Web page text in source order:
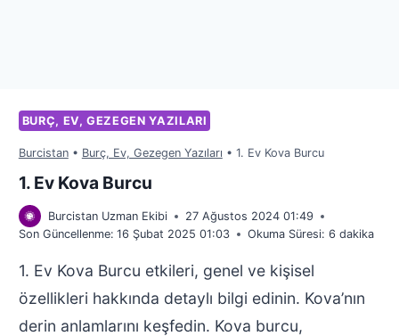
BURÇ, EV, GEZEGEN YAZILARI
Burcistan• Burç, Ev, Gezegen Yazıları • 1. Ev Kova Burcu
1. Ev Kova Burcu
Burcistan Uzman Ekibi
27 Ağustos 2024 01:49
Son Güncellenme: 16 Şubat 2025 01:03 Okuma Süresi: 6 dakika
1. Ev Kova Burcu etkileri, genel ve kişisel
özellikleri hakkında detaylı bilgi edinin. Kova’nın
derin anlamlarını keşfedin. Kova burcu,